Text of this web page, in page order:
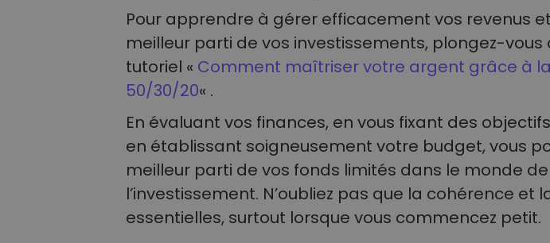
Pour apprendre à gérer efficacement vos revenus
meilleur parti de vos investissements, plongez-vous
tutoriel « Comment maîtriser votre argent grâce à
50/30/20« .
En évaluant vos finances, en vous fixant des
en établissant soigneusement votre budget, vous
meilleur parti de vos fonds limités dans le monde de
l’investissement. N’oubliez pas que la cohérence et
essentielles, surtout lorsque vous commencez petit.